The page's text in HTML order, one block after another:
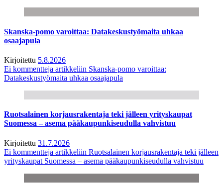
Skanska-pomo varoittaa: Datakeskustyömaita uhkaa
osaajapula
Kirjoitettu 5.8.2026
Ei kommentteja artikkeliin Skanska-pomo varoittaa:
Datakeskustyömaita uhkaa osaajapula
Ruotsalainen korjausrakentaja teki jälleen yrityskaupat
Suomessa – asema pääkaupunkiseudulla vahvistuu
Kirjoitettu 31.7.2026
Ei kommentteja artikkeliin Ruotsalainen korjausrakentaja teki jälleen
yrityskaupat Suomessa – asema pääkaupunkiseudulla vahvistuu